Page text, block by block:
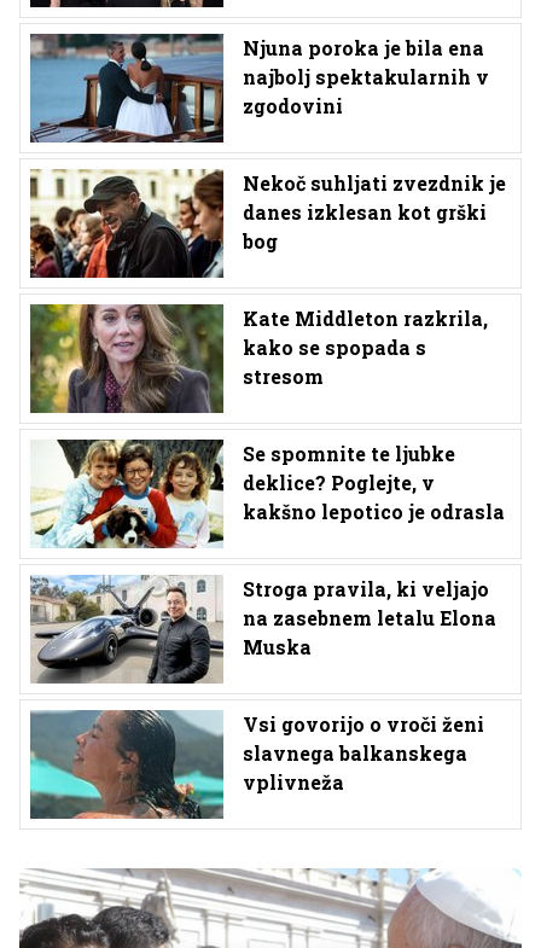
Njuna poroka je bila ena
najbolj spektakularnih v
zgodovini
Nekoč suhljati zvezdnik je
danes izklesan kot grški
bog
Kate Middleton razkrila,
kako se spopada s
stresom
Se spomnite te ljubke
deklice? Poglejte, v
kakšno lepotico je odrasla
Stroga pravila, ki veljajo
na zasebnem letalu Elona
Muska
Vsi govorijo o vroči ženi
slavnega balkanskega
vplivneža